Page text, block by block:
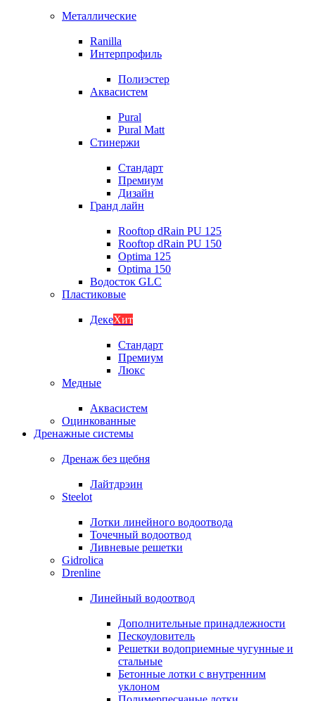
Металлические
Ranilla
Интерпрофиль
Полиэстер
Аквасистем
Pural
Pural Matt
Стинержи
Стандарт
Премиум
Дизайн
Гранд лайн
Rooftop dRain PU 125
Rooftop dRain PU 150
Optima 125
Optima 150
Водосток GLC
Пластиковые
ДекеХит
Стандарт
Премиум
Люкс
Медные
Аквасистем
Оцинкованные
Дренажные системы
Дренаж без щебня
Лайтдрэин
Steelot
Лотки линейного водоотвода
Точечный водоотвод
Ливневые решетки
Gidrolica
Drenline
Линейный водоотвод
Дополнительные принадлежности
Пескоуловитель
Решетки водоприемные чугунные и
стальные
Бетонные лотки с внутренним
уклоном